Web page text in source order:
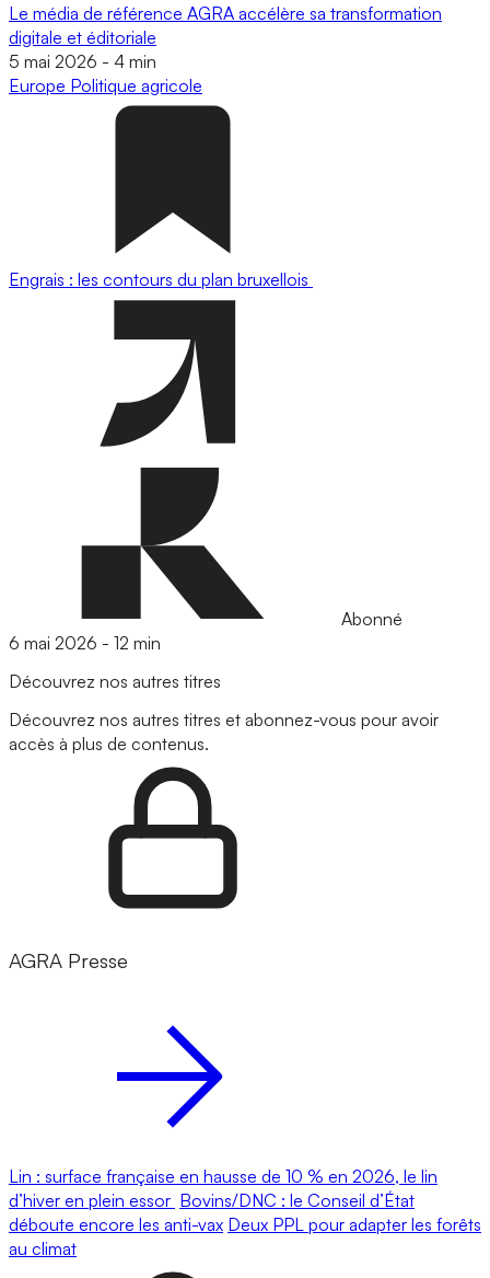
Le média de référence AGRA accélère sa transformation
digitale et éditoriale
5 mai 2026 - 4 min
Europe Politique agricole
Engrais : les contours du plan bruxellois
Abonné
6 mai 2026 - 12 min
Découvrez nos autres titres
Découvrez nos autres titres et abonnez-vous pour avoir
accès à plus de contenus.
AGRA Presse
Lin : surface française en hausse de 10 % en 2026, le lin
d’hiver en plein essor Bovins/DNC : le Conseil d’État
déboute encore les anti-vax Deux PPL pour adapter les forêts
au climat